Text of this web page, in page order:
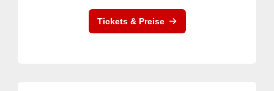
Tickets & Preise